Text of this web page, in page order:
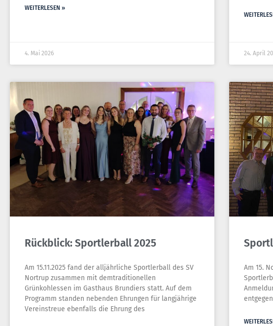
WEITERLESEN »
4. Mai 2026 24. April
Rückblick: Sportlerball 2025
Am 15.11.2025 fand der alljährliche Sportlerball des SV
Nortrup zusammen mit demtraditionellen
Grünkohlessen im Gasthaus Brundiers statt. Auf dem
Programm standen nebenden Ehrungen für langjährige
Vereinstreue ebenfalls die Ehrung des
Am 15.